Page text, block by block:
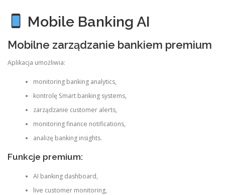
Mobile Banking AI
Mobilne zarządzanie bankiem premium
Aplikacja umożliwia:
monitoring banking analytics,
kontrolę Smart banking systems,
zarządzanie customer alerts,
monitoring finance notifications,
analizę banking insights.
Funkcje premium:
AI banking dashboard,
live customer monitoring,